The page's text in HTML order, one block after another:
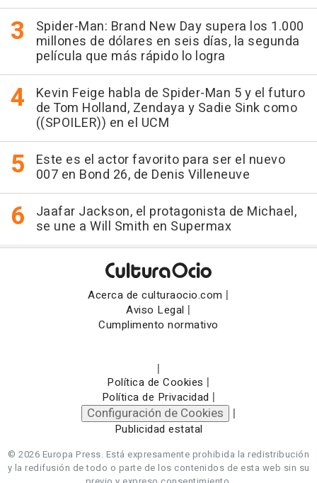
Spider-Man: Brand New Day supera los 1.000
millones de dólares en seis días, la segunda
película que más rápido lo logra
Kevin Feige habla de Spider-Man 5 y el futuro
de Tom Holland, Zendaya y Sadie Sink como
((SPOILER)) en el UCM
Este es el actor favorito para ser el nuevo
007 en Bond 26, de Denis Villeneuve
Jaafar Jackson, el protagonista de Michael,
se une a Will Smith en Supermax
Acerca de culturaocio.com |
Aviso Legal |
Cumplimento normativo
|
Política de Cookies |
Política de Privacidad |
Configuración de Cookies |
Publicidad estatal
© 2026 Europa Press. Está expresamente prohibida la redistribución
y la redifusión de todo o parte de los contenidos de esta web sin su